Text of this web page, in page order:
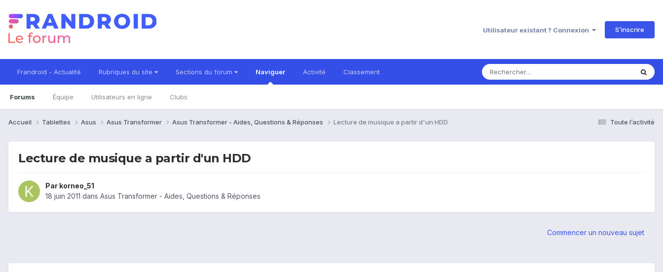
Utilisateur existant ? Connexion S’inscrire
Frandroid - Actualité Rubriques du site Sections du forum Naviguer
Forums Équipe Utilisateurs en ligne Clubs
Activité Classement
Toute l’activité
Accueil Tablettes Asus Asus Transformer Asus Transformer - Aides, Questions & Réponses Lecture de musique a partir d'un HDD
Lecture de musique a partir d'un HDD
Par korneo_51
18 juin 2011 dans Asus Transformer - Aides, Questions & Réponses
Commencer un nouveau sujet